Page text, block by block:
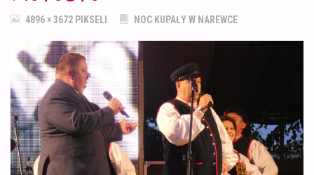
PEŁNY4896 × 3672 PIKSELI NOC KUPAŁY W NAREWCE